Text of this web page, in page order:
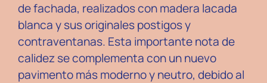
de fachada, realizados con madera lacada
blanca y sus originales postigos y
contraventanas. Esta importante nota de
calidez se complementa con un nuevo
pavimento más moderno y neutro, debido al